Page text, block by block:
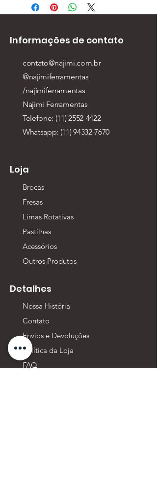
Informações de contato
contato@najimi.com.br
@najimiferramentas
/najimiferramentas
Najimi Ferramentas
Telefone: (11) 2552-4422
Whatsapp: (11) 94332-7670
Loja
Brocas
Fresas
Limas Rotativas
Pastilhas
Acessórios
Outros Produtos
Detalhes
Nossa História
Contato
Envios e Devoluções
Política da Loja
FAQ